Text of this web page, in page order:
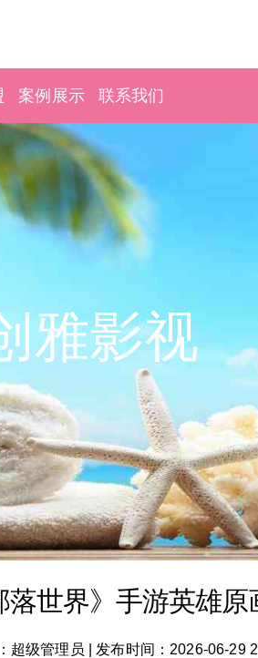
案例展示 联系我们
雅影视
世界》手游英雄
超级管理员 发布时间：2026-06-29